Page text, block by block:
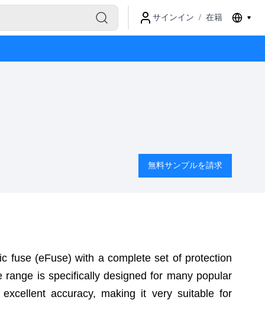
サインイン / 在籍
無料サンプルを請求
fuse (eFuse) with a complete set of protection
is specifically designed for many popular
accuracy, making it very suitable for